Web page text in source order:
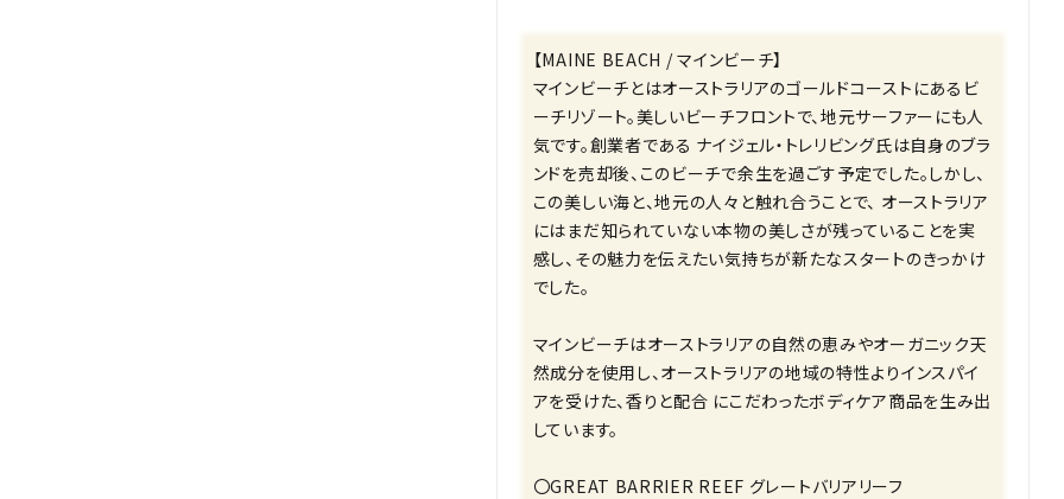
【MAINE BEACH / マインビーチ】
マインビーチとはオーストラリアのゴールドコーストにあるビ
ーチリゾート。美しいビーチフロントで、地元サーファーにも人
気です。創業者である ナイジェル・トレリビング氏は自身のブラ
ンドを売却後、このビーチで余生を過ごす予定でした。しかし、
この美しい海と、地元の人々と触れ合うことで、 オーストラリア
にはまだ知られていない本物の美しさが残っていることを実
感し、その魅力を伝えたい気持ちが新たなスタートのきっかけ
でした。
マインビーチはオーストラリアの自然の恵みやオーガニック天
然成分を使用し、オーストラリアの地域の特性よりインスパイ
アを受けた、香りと配合 にこだわったボディケア商品を生み出
しています。
〇GREAT BARRIER REEF グレートバリアリーフ